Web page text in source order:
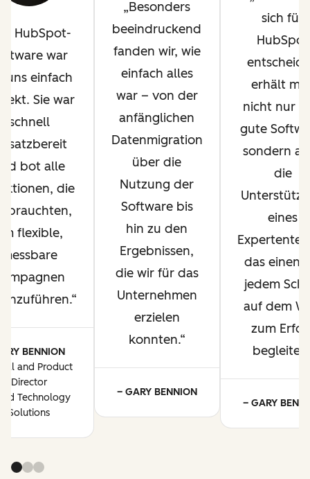
HubSpot-
war
uns einfach
Sie war
schnell
bot alle
die
brauchten,
flexible,
messbare
BENNION
and Product
Director
Technology
Solutions
Besonders
beeindruckend
fanden wir, wie
einfach alles
war – von der
anfänglichen
Datenmigration
über die
Nutzung der
Software bis
hin zu den
Ergebnissen,
die wir für das
Unternehmen
erzielen
konnten.
– GARY BENNION
sich für
HubSpot
erhält
nicht nur
gute
sondern
die
eines
das einen
jedem
auf dem
zum
begleitet.
– GARY